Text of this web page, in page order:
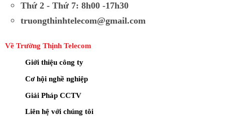
Thứ 2 - Thứ 7: 8h00 -17h30
truongthinhtelecom@gmail.com
Về Trường Thịnh Telecom
Giới thiệu công ty
Cơ hội nghề nghiệp
Giải Pháp CCTV
Liên hệ với chúng tôi